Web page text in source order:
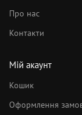
Про нас
Контакти
Мій акаунт
Кошик
Оформлення